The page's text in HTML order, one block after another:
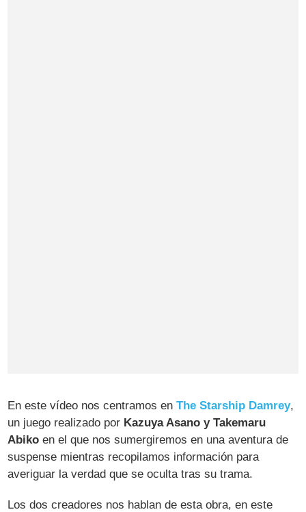
En este vídeo nos centramos enThe Starship Damrey,
un juego realizado por Kazuya Asano y Takemaru
Abiko en el que nos sumergiremos en una aventura de
suspense mientras recopilamos información para
averiguar la verdad que se oculta tras su trama.
Los dos creadores nos hablan de esta obra, en este